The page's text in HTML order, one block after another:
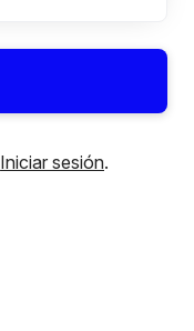
Iniciar sesión.